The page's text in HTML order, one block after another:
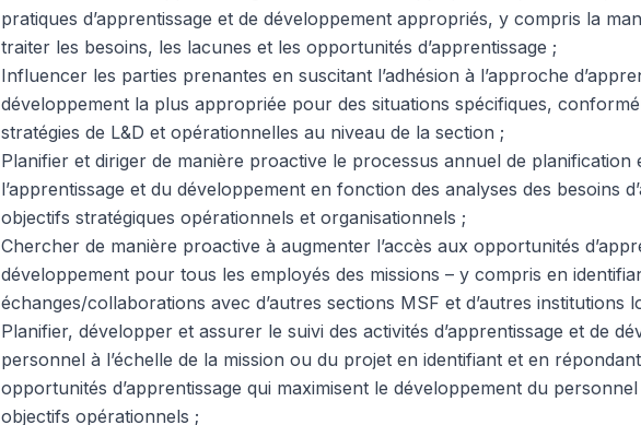
pratiques d’apprentissage et de développement appropriés, y compris la
traiter les besoins, les lacunes et les opportunités d’apprentissage ;
Influencer les parties prenantes en suscitant l’adhésion à l’approche
développement la plus appropriée pour des situations spécifiques,
stratégies de L&D et opérationnelles au niveau de la section ;
Planifier et diriger de manière proactive le processus annuel de planification
l’apprentissage et du développement en fonction des analyses des besoins
objectifs stratégiques opérationnels et organisationnels ;
Chercher de manière proactive à augmenter l’accès aux opportunités
développement pour tous les employés des missions – y compris en
échanges/collaborations avec d’autres sections MSF et d’autres institutions
Planifier, développer et assurer le suivi des activités d’apprentissage et de
personnel à l’échelle de la mission ou du projet en identifiant et en
opportunités d’apprentissage qui maximisent le développement du
objectifs opérationnels ;